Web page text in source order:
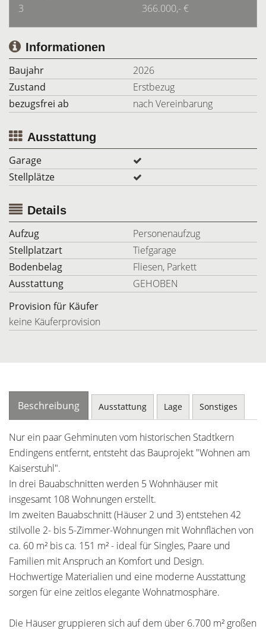
3
366.000,- €
Informationen
Baujahr
2026
Zustand
Erstbezug
bezugsfrei ab
nach Vereinbarung
Ausstattung
Garage
Stellplätze
Details
Aufzug
Personenaufzug
Stellplatzart
Tiefgarage
Bodenbelag
Fliesen, Parkett
Ausstattung
GEHOBEN
Provision für Käufer
keine Käuferprovision
Beschreibung Ausstattung Lage Sonstiges
Nur ein paar Gehminuten vom historischen Stadtkern
Endingens entfernt, entsteht das Bauprojekt "Wohnen am
Kaiserstuhl".
In drei Bauabschnitten werden 5 Wohnhäuser mit
insgesamt 108 Wohnungen erstellt.
Im zweiten Bauabschnitt (Häuser 2 und 3) entstehen 42
stilvolle 2- bis 5-Zimmer-Wohnungen mit Wohnflächen von
ca. 60 m² bis ca. 151 m² - ideal für Singles, Paare und
Familien mit Anspruch an Komfort und Design.
Hochwertige Materialien und eine moderne Ausstattung
sorgen für eine zeitlos elegante Wohnatmosphäre.
Die Häuser gruppieren sich auf dem über 6.700 m² großen